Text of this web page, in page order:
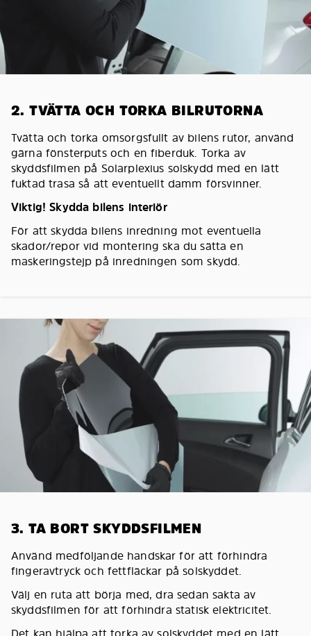
2. TVÄTTA OCH TORKA BILRUTORNA
Tvätta och torka omsorgsfullt av bilens rutor, använd
gärna fönsterputs och en fiberduk. Torka av
skyddsfilmen på Solarplexius solskydd med en lätt
fuktad trasa så att eventuellt damm försvinner.
Viktig! Skydda bilens interiör
För att skydda bilens inredning mot eventuella
skador/repor vid montering ska du sätta en
maskeringstejp på inredningen som skydd.
3. TA BORT SKYDDSFILMEN
Använd medföljande handskar för att förhindra
fingeravtryck och fettfläckar på solskyddet.
Välj en ruta att börja med, dra sedan sakta av
skyddsfilmen för att förhindra statisk elektricitet.